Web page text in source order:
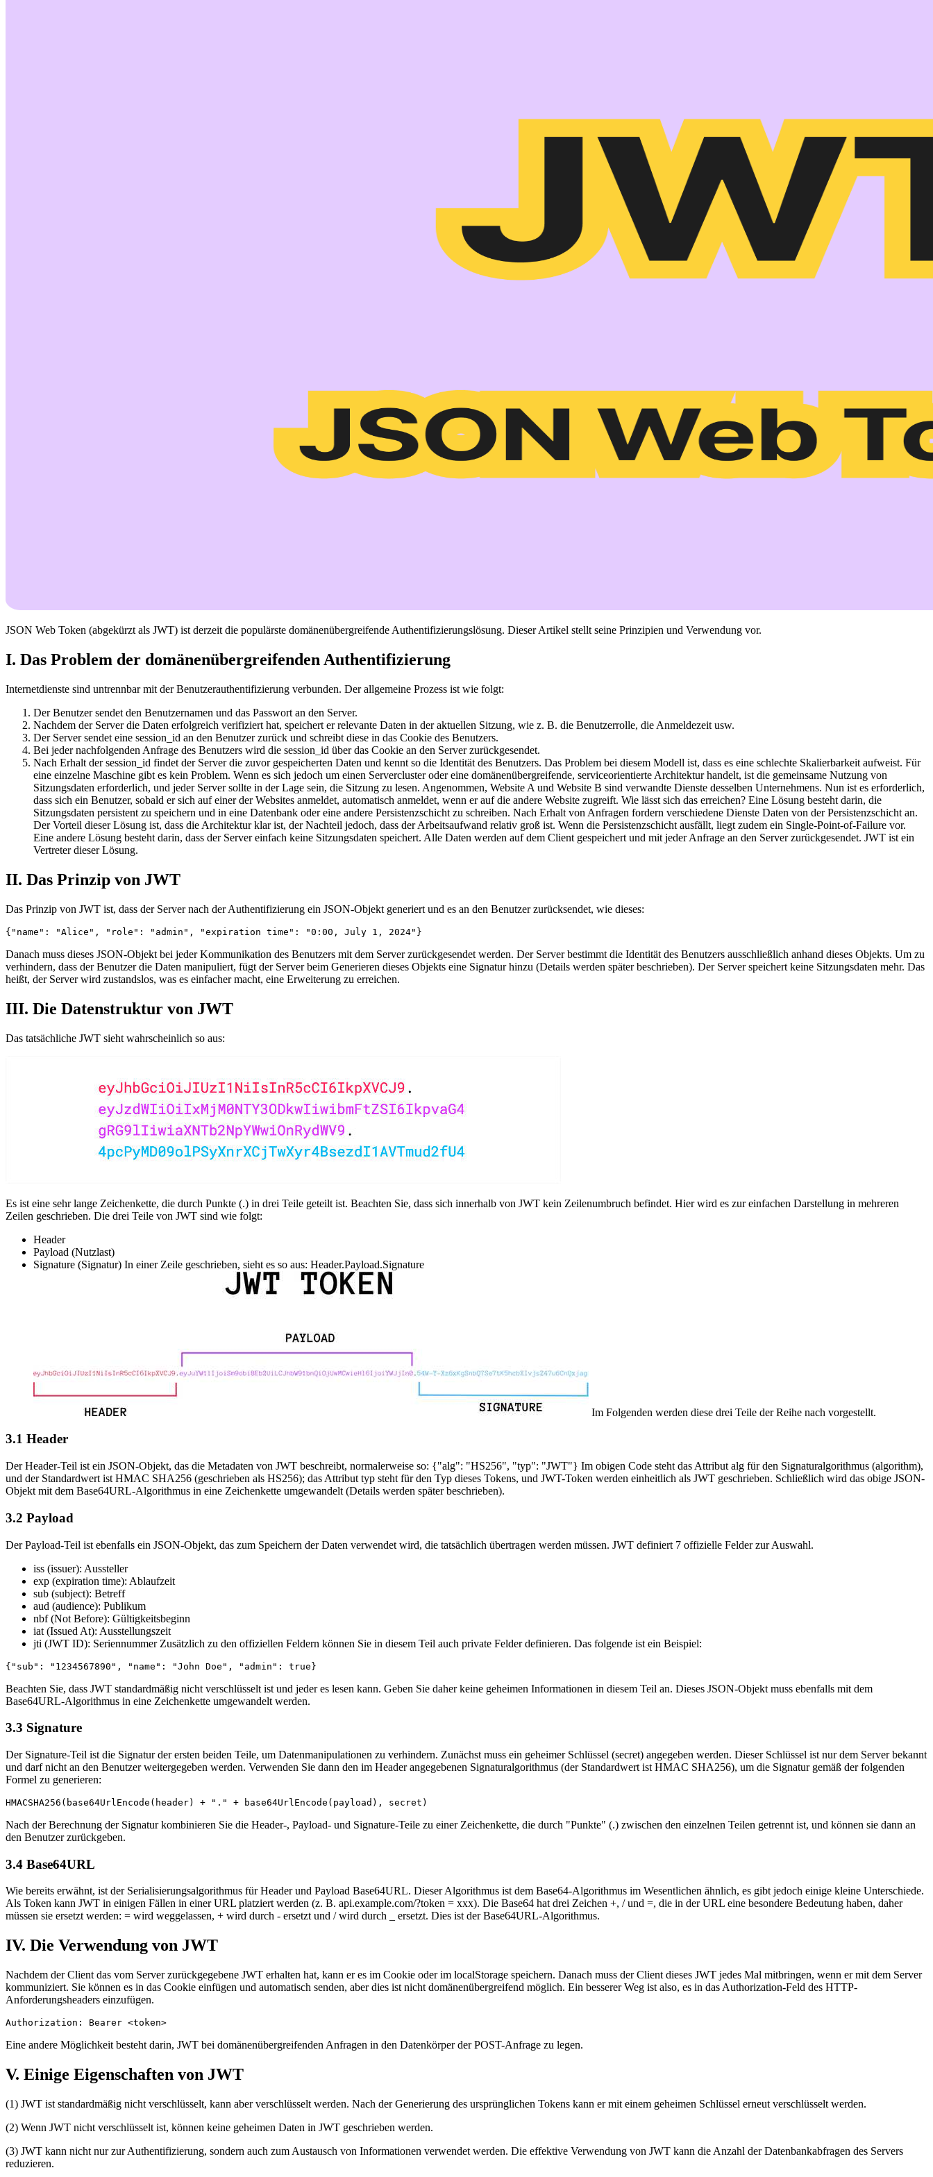
JSON Web Token (abgekürzt als JWT) ist derzeit die populärste domänenübergreifende Authentifizierungslösung. Dieser Artikel stellt seine Prinzipien und Verwendung vor.
I. Das Problem der domänenübergreifenden Authentifizierung
Internetdienste sind untrennbar mit der Benutzerauthentifizierung verbunden. Der allgemeine Prozess ist wie folgt:
Der Benutzer sendet den Benutzernamen und das Passwort an den Server.
Nachdem der Server die Daten erfolgreich verifiziert hat, speichert er relevante Daten in der aktuellen Sitzung, wie z. B. die Benutzerrolle, die Anmeldezeit usw.
Der Server sendet eine session_id an den Benutzer zurück und schreibt diese in das Cookie des Benutzers.
Bei jeder nachfolgenden Anfrage des Benutzers wird die session_id über das Cookie an den Server zurückgesendet.
Nach Erhalt der session_id findet der Server die zuvor gespeicherten Daten und kennt so die Identität des Benutzers. Das Problem bei diesem Modell ist, dass es eine schlechte Skalierbarkeit aufweist. Für
eine einzelne Maschine gibt es kein Problem. Wenn es sich jedoch um einen Servercluster oder eine domänenübergreifende, serviceorientierte Architektur handelt, ist die gemeinsame Nutzung von
Sitzungsdaten erforderlich, und jeder Server sollte in der Lage sein, die Sitzung zu lesen. Angenommen, Website A und Website B sind verwandte Dienste desselben Unternehmens. Nun ist es erforderlich,
dass sich ein Benutzer, sobald er sich auf einer der Websites anmeldet, automatisch anmeldet, wenn er auf die andere Website zugreift. Wie lässt sich das erreichen? Eine Lösung besteht darin, die
Sitzungsdaten persistent zu speichern und in eine Datenbank oder eine andere Persistenzschicht zu schreiben. Nach Erhalt von Anfragen fordern verschiedene Dienste Daten von der Persistenzschicht an.
Der Vorteil dieser Lösung ist, dass die Architektur klar ist, der Nachteil jedoch, dass der Arbeitsaufwand relativ groß ist. Wenn die Persistenzschicht ausfällt, liegt zudem ein Single-Point-of-Failure vor.
Eine andere Lösung besteht darin, dass der Server einfach keine Sitzungsdaten speichert. Alle Daten werden auf dem Client gespeichert und mit jeder Anfrage an den Server zurückgesendet. JWT ist ein
Vertreter dieser Lösung.
II. Das Prinzip von JWT
Das Prinzip von JWT ist, dass der Server nach der Authentifizierung ein JSON-Objekt generiert und es an den Benutzer zurücksendet, wie dieses:
Danach muss dieses JSON-Objekt bei jeder Kommunikation des Benutzers mit dem Server zurückgesendet werden. Der Server bestimmt die Identität des Benutzers ausschließlich anhand dieses Objekts. Um zu
verhindern, dass der Benutzer die Daten manipuliert, fügt der Server beim Generieren dieses Objekts eine Signatur hinzu (Details werden später beschrieben). Der Server speichert keine Sitzungsdaten mehr. Das
heißt, der Server wird zustandslos, was es einfacher macht, eine Erweiterung zu erreichen.
III. Die Datenstruktur von JWT
Das tatsächliche JWT sieht wahrscheinlich so aus:
Es ist eine sehr lange Zeichenkette, die durch Punkte (.) in drei Teile geteilt ist. Beachten Sie, dass sich innerhalb von JWT kein Zeilenumbruch befindet. Hier wird es zur einfachen Darstellung in mehreren
Zeilen geschrieben. Die drei Teile von JWT sind wie folgt:
Header
Payload (Nutzlast)
Signature (Signatur) In einer Zeile geschrieben, sieht es so aus: Header.Payload.Signature
Im Folgenden werden diese drei Teile der Reihe nach vorgestellt.
3.1 Header
Der Header-Teil ist ein JSON-Objekt, das die Metadaten von JWT beschreibt, normalerweise so: {"alg": "HS256", "typ": "JWT"} Im obigen Code steht das Attribut alg für den Signaturalgorithmus (algorithm),
und der Standardwert ist HMAC SHA256 (geschrieben als HS256); das Attribut typ steht für den Typ dieses Tokens, und JWT-Token werden einheitlich als JWT geschrieben. Schließlich wird das obige JSON-
Objekt mit dem Base64URL-Algorithmus in eine Zeichenkette umgewandelt (Details werden später beschrieben).
3.2 Payload
Der Payload-Teil ist ebenfalls ein JSON-Objekt, das zum Speichern der Daten verwendet wird, die tatsächlich übertragen werden müssen. JWT definiert 7 offizielle Felder zur Auswahl.
iss (issuer): Aussteller
exp (expiration time): Ablaufzeit
sub (subject): Betreff
aud (audience): Publikum
nbf (Not Before): Gültigkeitsbeginn
iat (Issued At): Ausstellungszeit
jti (JWT ID): Seriennummer Zusätzlich zu den offiziellen Feldern können Sie in diesem Teil auch private Felder definieren. Das folgende ist ein Beispiel:
Beachten Sie, dass JWT standardmäßig nicht verschlüsselt ist und jeder es lesen kann. Geben Sie daher keine geheimen Informationen in diesem Teil an. Dieses JSON-Objekt muss ebenfalls mit dem
Base64URL-Algorithmus in eine Zeichenkette umgewandelt werden.
3.3 Signature
Der Signature-Teil ist die Signatur der ersten beiden Teile, um Datenmanipulationen zu verhindern. Zunächst muss ein geheimer Schlüssel (secret) angegeben werden. Dieser Schlüssel ist nur dem Server bekannt
und darf nicht an den Benutzer weitergegeben werden. Verwenden Sie dann den im Header angegebenen Signaturalgorithmus (der Standardwert ist HMAC SHA256), um die Signatur gemäß der folgenden
Formel zu generieren:
Nach der Berechnung der Signatur kombinieren Sie die Header-, Payload- und Signature-Teile zu einer Zeichenkette, die durch "Punkte" (.) zwischen den einzelnen Teilen getrennt ist, und können sie dann an
den Benutzer zurückgeben.
3.4 Base64URL
Wie bereits erwähnt, ist der Serialisierungsalgorithmus für Header und Payload Base64URL. Dieser Algorithmus ist dem Base64-Algorithmus im Wesentlichen ähnlich, es gibt jedoch einige kleine Unterschiede.
Als Token kann JWT in einigen Fällen in einer URL platziert werden (z. B. api.example.com/?token = xxx). Die Base64 hat drei Zeichen +, / und =, die in der URL eine besondere Bedeutung haben, daher
müssen sie ersetzt werden: = wird weggelassen, + wird durch - ersetzt und / wird durch _ ersetzt. Dies ist der Base64URL-Algorithmus.
IV. Die Verwendung von JWT
Nachdem der Client das vom Server zurückgegebene JWT erhalten hat, kann er es im Cookie oder im localStorage speichern. Danach muss der Client dieses JWT jedes Mal mitbringen, wenn er mit dem Server
kommuniziert. Sie können es in das Cookie einfügen und automatisch senden, aber dies ist nicht domänenübergreifend möglich. Ein besserer Weg ist also, es in das Authorization-Feld des HTTP-
Anforderungsheaders einzufügen.
Eine andere Möglichkeit besteht darin, JWT bei domänenübergreifenden Anfragen in den Datenkörper der POST-Anfrage zu legen.
V. Einige Eigenschaften von JWT
(1) JWT ist standardmäßig nicht verschlüsselt, kann aber verschlüsselt werden. Nach der Generierung des ursprünglichen Tokens kann er mit einem geheimen Schlüssel erneut verschlüsselt werden.
(2) Wenn JWT nicht verschlüsselt ist, können keine geheimen Daten in JWT geschrieben werden.
(3) JWT kann nicht nur zur Authentifizierung, sondern auch zum Austausch von Informationen verwendet werden. Die effektive Verwendung von JWT kann die Anzahl der Datenbankabfragen des Servers
reduzieren.